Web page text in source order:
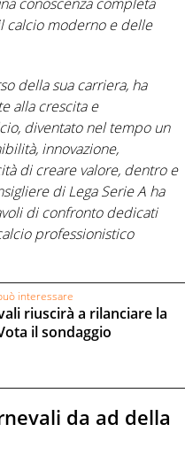
calcio moderno e delle
della sua carriera, ha
alla crescita e
diventato nel tempo un
innovazione,
di creare valore, dentro e
di Lega Serie A ha
di confronto dedicati
professionistico
interessare
riuscirà a rilanciare la
il sondaggio
da ad della